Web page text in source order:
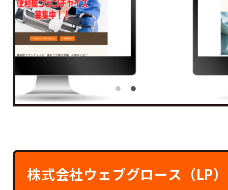
株式会社ウェブグロース（LP）